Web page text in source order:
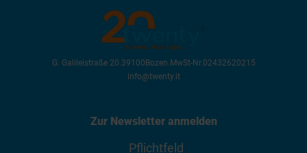
G. Galileistraße 20.39100 Bozen. MwSt-Nr.02432620215
info@twenty.it
Zur Newsletter anmelden